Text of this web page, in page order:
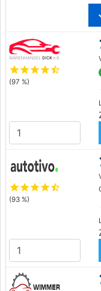
starstarstarstarstar_half
(97 %)
starstarstarstarstar_half
(93 %)